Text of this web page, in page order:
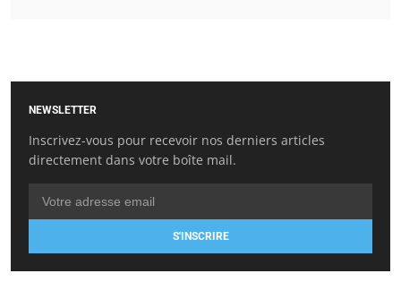
NEWSLETTER
Inscrivez-vous pour recevoir nos derniers articles
directement dans votre boîte mail.
S'INSCRIRE